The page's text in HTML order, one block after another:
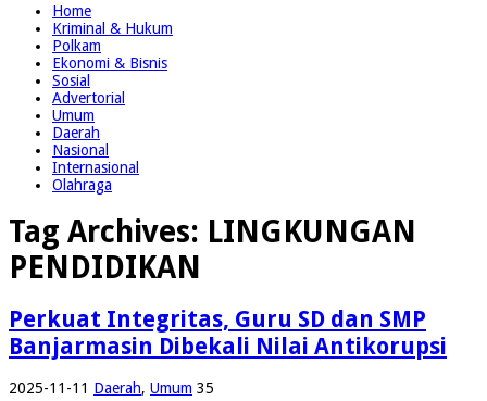
Home
Kriminal & Hukum
Polkam
Ekonomi & Bisnis
Sosial
Advertorial
Umum
Daerah
Nasional
Internasional
Olahraga
Tag Archives: LINGKUNGAN
PENDIDIKAN
Perkuat Integritas, Guru SD dan SMP
Banjarmasin Dibekali Nilai Antikorupsi
2025-11-11 Daerah, Umum 35